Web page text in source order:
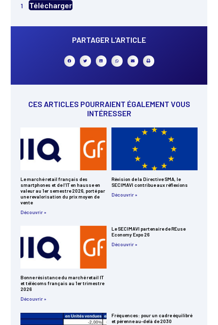
1
Télécharger
PARTAGER L'ARTICLE
CES ARTICLES POURRAIENT ÉGALEMENT VOUS
INTÉRESSER
Le marché retail français des
smartphones et de l’IT en hausse en
valeur au 1er semestre 2026, porté par
une revalorisation du prix moyen de
vente
Découvrir »
Révision de la Directive SMA, le
SECIMAVI contribue aux réflexions
Découvrir »
Bonne résistance du marché retail IT
et télécoms français au 1er trimestre
2026
Découvrir »
Le SECIMAVI partenaire de REuse
Economy Expo 26
Découvrir »
Fréquences: pour un cadre équilibré
et pérenne au-delà de 2030